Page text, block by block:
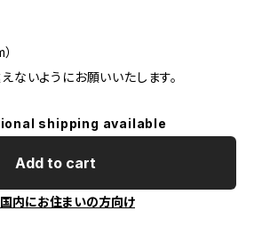
いようにお願いいたします。
shipping available
Add to cart
内にお住まいの方向け